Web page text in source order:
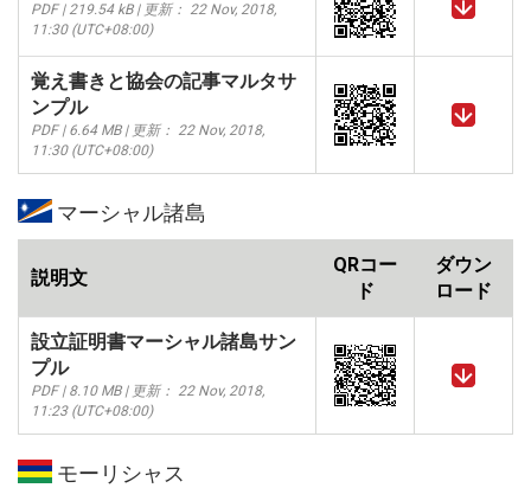
PDF | 219.54 kB | 更新： 22 Nov, 2018,
11:30 (UTC+08:00)
覚え書きと協会の記事マルタサ
ンプル
PDF | 6.64 MB | 更新： 22 Nov, 2018,
11:30 (UTC+08:00)
マーシャル諸島
説明文
QRコー
ド
ダウン
ロード
設立証明書マーシャル諸島サン
プル
PDF | 8.10 MB | 更新： 22 Nov, 2018,
11:23 (UTC+08:00)
モーリシャス